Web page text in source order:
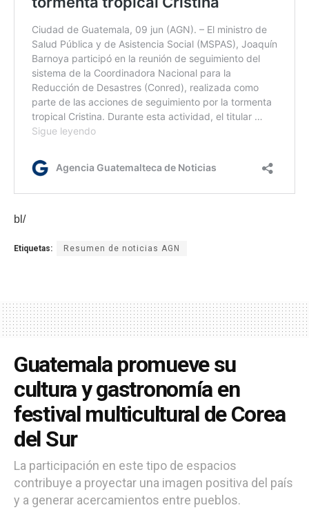
bl/
Etiquetas: Resumen de noticias AGN
Guatemala promueve su
cultura y gastronomía en
festival multicultural de Corea
del Sur
La participación en este tipo de espacios
contribuye a proyectar una imagen positiva del país
y a generar acercamientos entre pueblos.